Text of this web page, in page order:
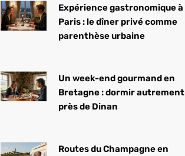
Expérience gastronomique à
Paris : le dîner privé comme
parenthèse urbaine
Un week-end gourmand en
Bretagne : dormir autrement
près de Dinan
Routes du Champagne en